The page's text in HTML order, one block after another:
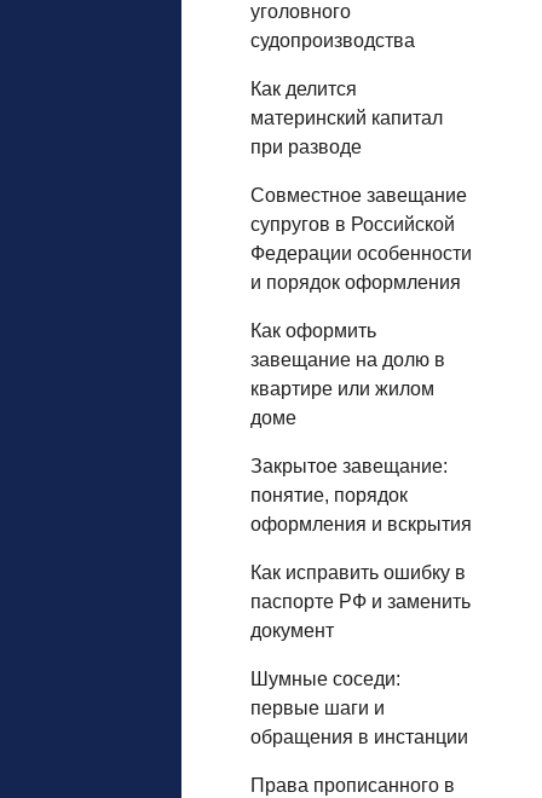
уголовного
судопроизводства
Как делится
материнский капитал
при разводе
Совместное завещание
супругов в Российской
Федерации особенности
и порядок оформления
Как оформить
завещание на долю в
квартире или жилом
доме
Закрытое завещание:
понятие, порядок
оформления и вскрытия
Как исправить ошибку в
паспорте РФ и заменить
документ
Шумные соседи:
первые шаги и
обращения в инстанции
Права прописанного в